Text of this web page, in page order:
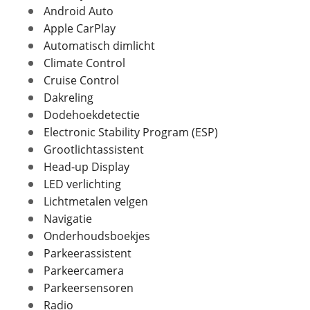
In- en exterieur
Staat technisch
Staat optisch
Aantal deuren
Aantal zitplaatsen
5
Bekleding
Interieurkleur
Laksoort
Kleur
Fabriekskleur
Verbruik en milieu
Android Auto
Apple CarPlay
Automatisch dimlicht
Climate Control
Cruise Control
Dakreling
Dodehoekdetectie
Electronic Stability Program (ESP)
Grootlichtassistent
Head-up Display
LED verlichting
Lichtmetalen velgen
Navigatie
Onderhoudsboekjes
Parkeerassistent
Parkeercamera
Parkeersensoren
Radio
Foto's
Klik hier om foto's te uploaden
(optioneel)
JPG, PNG (max 10 foto's)
Jouw contactgegevens
Naam
E-mailadres
Telefoonnummer (optioneel)